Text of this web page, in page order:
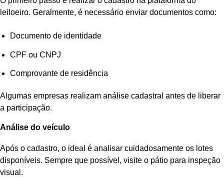
leiloeiro. Geralmente, é necessário enviar documentos como:
Documento de identidade
CPF ou CNPJ
Comprovante de residência
Algumas empresas realizam análise cadastral antes de liberar
a participação.
Análise do veículo
Após o cadastro, o ideal é analisar cuidadosamente os lotes
disponíveis. Sempre que possível, visite o pátio para inspeção
visual.